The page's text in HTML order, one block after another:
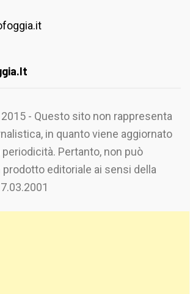
- Questo sito non rappresenta
in quanto viene aggiornato
Pertanto, non può
editoriale ai sensi della